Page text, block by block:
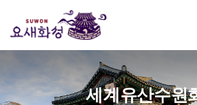
세계유산수원